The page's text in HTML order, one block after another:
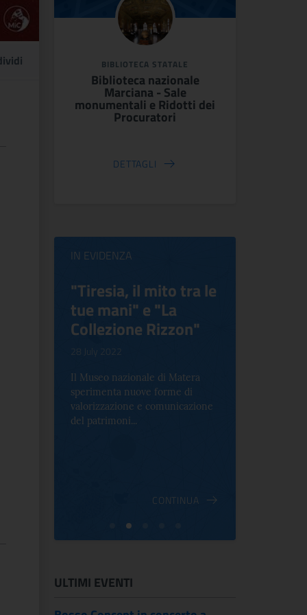
BIBLIOTECA STATALE
Biblioteca nazionale
Marciana - Sale
monumentali e Ridotti dei
Procuratori
DETTAGLI
IN EVIDENZA
"Tiresia, il mito tra le
tue mani" e "La
Collezione Rizzon"
28 July 2022
Il Museo nazionale di Matera
sperimenta nuove forme di
valorizzazione e comunicazione
del patrimoni...
CONTINUA
ULTIMI EVENTI